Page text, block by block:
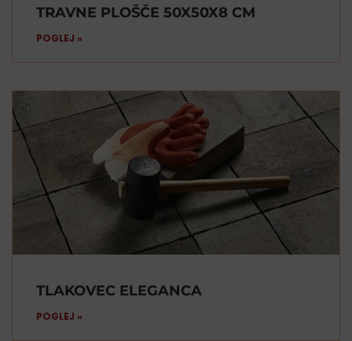
TRAVNE PLOŠČE 50X50X8 CM
POGLEJ »
TLAKOVEC ELEGANCA
POGLEJ »